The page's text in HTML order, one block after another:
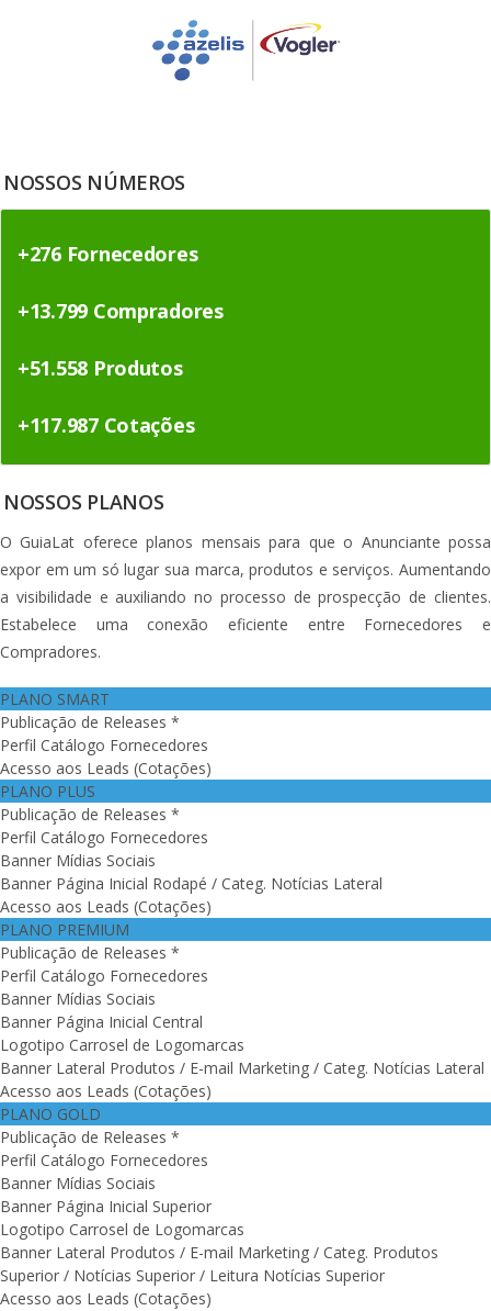
NOSSOS NÚMEROS
+276 Fornecedores
+13.799 Compradores
+51.558 Produtos
+117.987 Cotações
NOSSOS PLANOS
O GuiaLat oferece planos mensais para que o Anunciante possa
expor em um só lugar sua marca, produtos e serviços. Aumentando
a visibilidade e auxiliando no processo de prospecção de clientes.
Estabelece uma conexão eficiente entre Fornecedores e
Compradores.
PLANO SMART
Publicação de Releases *
Perfil Catálogo Fornecedores
Acesso aos Leads (Cotações)
PLANO PLUS
Publicação de Releases *
Perfil Catálogo Fornecedores
Banner Mídias Sociais
Banner Página Inicial Rodapé / Categ. Notícias Lateral
Acesso aos Leads (Cotações)
PLANO PREMIUM
Publicação de Releases *
Perfil Catálogo Fornecedores
Banner Mídias Sociais
Banner Página Inicial Central
Logotipo Carrosel de Logomarcas
Banner Lateral Produtos / E-mail Marketing / Categ. Notícias Lateral
Acesso aos Leads (Cotações)
PLANO GOLD
Publicação de Releases *
Perfil Catálogo Fornecedores
Banner Mídias Sociais
Banner Página Inicial Superior
Logotipo Carrosel de Logomarcas
Banner Lateral Produtos / E-mail Marketing / Categ. Produtos
Superior / Notícias Superior / Leitura Notícias Superior
Acesso aos Leads (Cotações)